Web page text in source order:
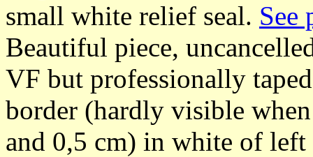
small white relief seal. See
Beautiful piece,
VF but professionally
border (hardly visible
and 0,5 cm) in white of